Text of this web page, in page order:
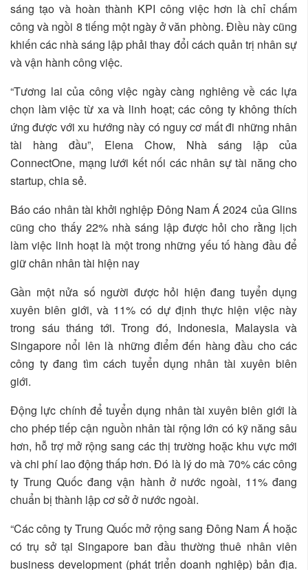
sáng tạo và hoàn thành KPI công việc hơn là chỉ chấm
công và ngồi 8 tiếng một ngày ở văn phòng. Điều này cũng
khiến các nhà sáng lập phải thay đổi cách quản trị nhân sự
và vận hành công việc.
“Tương lai của công việc ngày càng nghiêng về các lựa
chọn làm việc từ xa và linh hoạt; các công ty không thích
ứng được với xu hướng này có nguy cơ mất đi những nhân
tài hàng đầu”, Elena Chow, Nhà sáng lập của
ConnectOne, mạng lưới kết nối các nhân sự tài năng cho
startup, chia sẻ.
Báo cáo nhân tài khởi nghiệp Đông Nam Á 2024 của Glins
cũng cho thấy 22% nhà sáng lập được hỏi cho rằng lịch
làm việc linh hoạt là một trong những yếu tố hàng đầu để
giữ chân nhân tài hiện nay
Gần một nửa số người được hỏi hiện đang tuyển dụng
xuyên biên giới, và 11% có dự định thực hiện việc này
trong sáu tháng tới. Trong đó, Indonesia, Malaysia và
Singapore nổi lên là những điểm đến hàng đầu cho các
công ty đang tìm cách tuyển dụng nhân tài xuyên biên
giới.
Động lực chính để tuyển dụng nhân tài xuyên biên giới là
cho phép tiếp cận nguồn nhân tài rộng lớn có kỹ năng sâu
hơn, hỗ trợ mở rộng sang các thị trường hoặc khu vực mới
và chi phí lao động thấp hơn. Đó là lý do mà 70% các công
ty Trung Quốc đang vận hành ở nước ngoài, 11% đang
chuẩn bị thành lập cơ sở ở nước ngoài.
“Các công ty Trung Quốc mở rộng sang Đông Nam Á hoặc
có trụ sở tại Singapore ban đầu thường thuê nhân viên
business development (phát triển doanh nghiệp) bản địa.